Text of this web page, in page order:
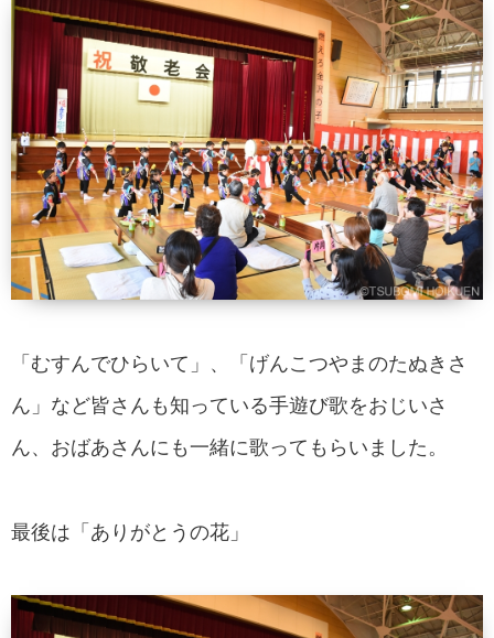
「むすんでひらいて」、「げんこつやまのたぬきさ
ん」など皆さんも知っている手遊び歌をおじいさ
ん、おばあさんにも一緒に歌ってもらいました。
最後は「ありがとうの花」